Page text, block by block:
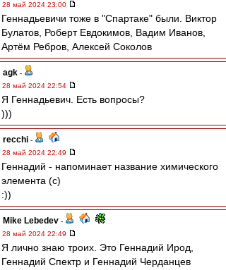
28 май 2024 23:00
Геннадьевичи тоже в "Спартаке" были. Виктор
Булатов, Роберт Евдокимов, Вадим Иванов,
Артём Ребров, Алексей Соколов
agk -
28 май 2024 22:54
Я Геннадьевич. Есть вопросы?
)))
recchi -
28 май 2024 22:49
Геннадий - напоминает название химического
элемента (с)
:))
Mike Lebedev -
28 май 2024 22:49
Я лично знаю троих. Это Геннадий Ирод,
Геннадий Спектр и Геннадий Черданцев